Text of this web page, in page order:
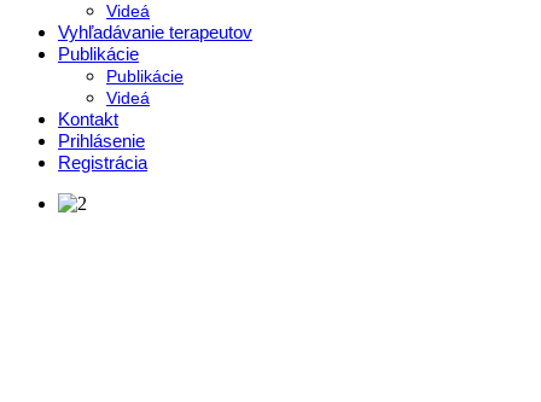
Videá
Vyhľadávanie terapeutov
Publikácie
Publikácie
Videá
Kontakt
Prihlásenie
Registrácia